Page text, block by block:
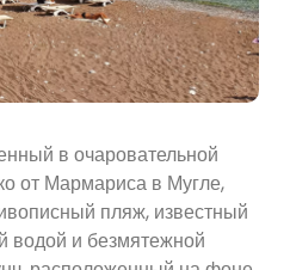
в очаровательной
от Мармариса в Мугле,
пляж, известный
водой и безмятежной